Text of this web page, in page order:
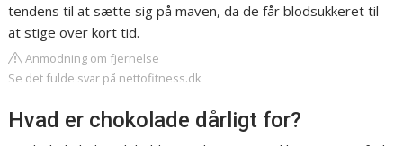
tendens til at sætte sig på maven, da de får blodsukkeret til
at stige over kort tid.
Anmodning om fjernelse
Se det fulde svar på nettofitness.dk
Hvad er chokolade dårligt for?